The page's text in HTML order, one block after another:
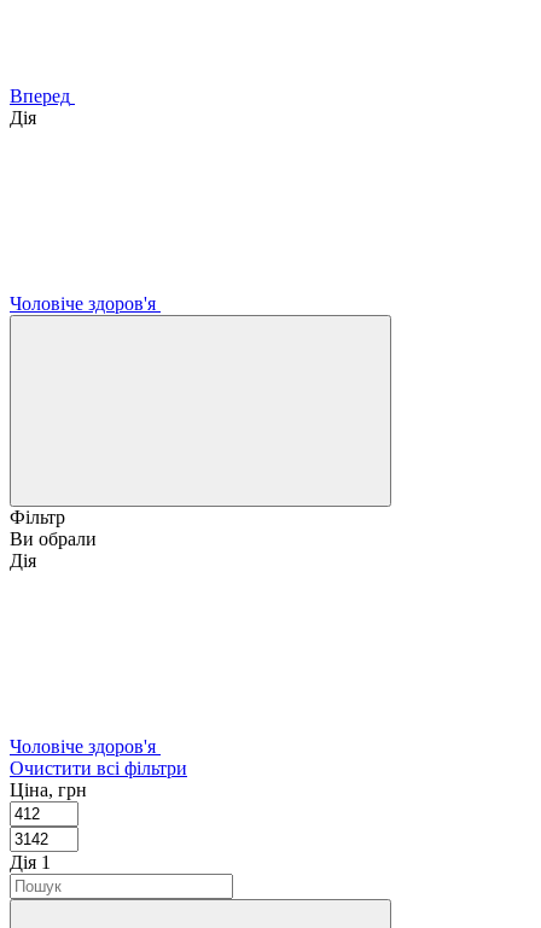
Вперед
Дія
Чоловіче здоров'я
Фільтр
Ви обрали
Дія
Чоловіче здоров'я
Очистити всі фільтри
Ціна, грн
Дія 1